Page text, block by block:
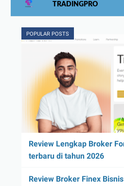
TRADINGPRO
POPULAR POSTS
Review Lengkap Broker
terbaru di tahun 2026
Review Broker Finex